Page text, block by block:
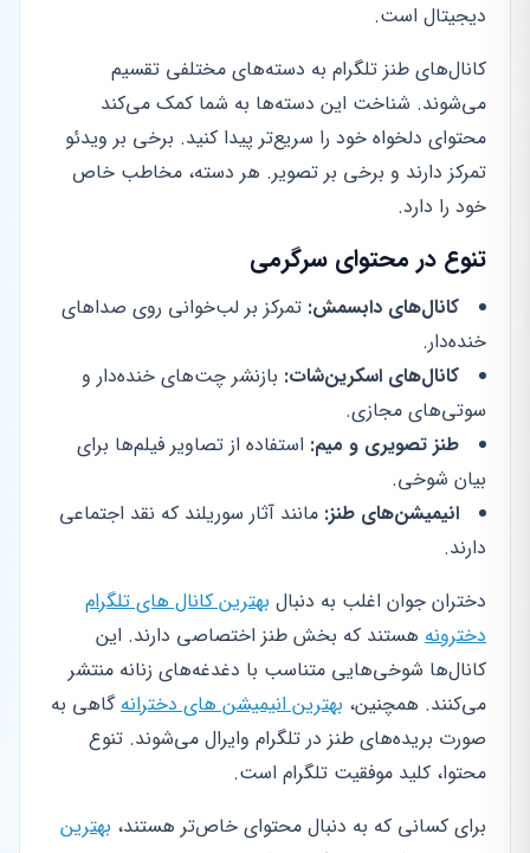
دیجیتال است.
کانال‌های طنز تلگرام به دسته‌های مختلفی تقسیم
می‌شوند. شناخت این دسته‌ها به شما کمک می‌کند
محتوای دلخواه خود را سریع‌تر پیدا کنید. برخی بر ویدئو
تمرکز دارند و برخی بر تصویر. هر دسته، مخاطب خاص
خود را دارد.
تنوع در محتوای سرگرمی
کانال‌های دابسمش: تمرکز بر لب‌خوانی روی صداهای
خنده‌دار.
کانال‌های اسکرین‌شات: بازنشر چت‌های خنده‌دار و
سوتی‌های مجازی.
طنز تصویری و میم: استفاده از تصاویر فیلم‌ها برای
بیان شوخی.
انیمیشن‌های طنز: مانند آثار سوریلند که نقد اجتماعی
دارند.
دختران جوان اغلب به دنبال بهترین کانال های تلگرام
دخترونه هستند که بخش طنز اختصاصی دارند. این
کانال‌ها شوخی‌هایی متناسب با دغدغه‌های زنانه منتشر
می‌کنند. همچنین، بهترین انیمیشن های دخترانهگاهی به
صورت بریده‌های طنز در تلگرام وایرال می‌شوند. تنوع
محتوا، کلید موفقیت تلگرام است.
برای کسانی که به دنبال محتوای خاص‌تر هستند، بهترین